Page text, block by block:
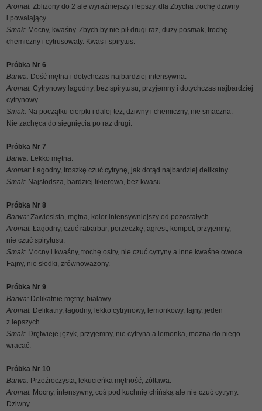
Aromat: Zbliżony do 2 ale wyraźniejszy i lepszy, dla Zbycha trochę dziwny
i powalający.
Smak: Mocny, kwaśny. Zbych by nie pił drugi raz, duży posmak, trochę
chemiczny i cytrusowaty. Kwas i spirytus.
Próbka Nr 6
Barwa: Dość mętna i dotychczas najbardziej intensywna.
Aromat: Cytrynowy łagodny, bez spirytusu, przyjemny i dotychczas najbardziej
cytrynowy.
Smak: Na początku cierpki i dalej też, dziwny i chemiczny, nie smaczna.
Nie zachęca do sięgnięcia po raz drugi.
Próbka Nr 7
Barwa: Lekko mętna.
Aromat: Łagodny, troszkę czuć cytrynę, jak dotąd najbardziej delikatny.
Smak: Najsłodsza, bardziej likierowa, bez kwasu.
Próbka Nr 8
Barwa: Zawiesista, mętna, kolor intensywniejszy od pozostałych.
Aromat: Łagodny, czuć rabarbar, porzeczkę, agrest, kompot, przyjemny,
nie czuć spirytusu.
Smak: Mocny i kwaśny, trochę ostry, nie czuć cytryny a inne kwaśne owoce.
Fajny, nie słodki, zrównoważony.
Próbka Nr 9
Barwa: Delikatnie mętny, białawy.
Aromat: Delikatny, łagodny, lekko cytrynowy, lemonkowy, fajny, jeden
z lepszych.
Smak: Drętwieje język, przyjemny, nie cytryna a lemonka, można do niego
wracać.
Próbka Nr 10
Barwa: Przeźroczysta, lekucieńka mętność, żółtawa.
Aromat: Mocny, intensywny, coś pod kuchnię chińską ale nie czuć cytryny.
Dziwny.